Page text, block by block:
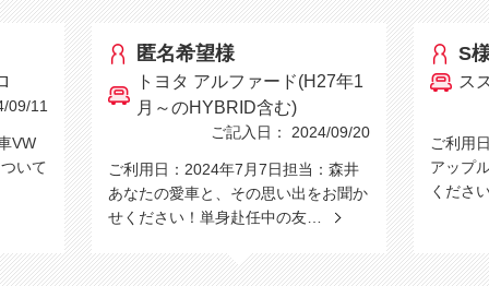
09/11
VW
いて
匿名希望様
トヨタ アルファード(H27年1
月～のHYBRID含む)
ご記入日： 2024/09/20
ご利用日：2024年7月7日担当：森井
あなたの愛車と、その思い出をお聞か
せください！単身赴任中の友…
S
ス
ご利用
アップ
くださ